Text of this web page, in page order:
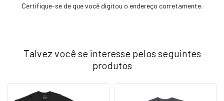
Certifique-se de que você digitou o endereço corretamente.
Talvez você se interesse pelos seguintes
produtos